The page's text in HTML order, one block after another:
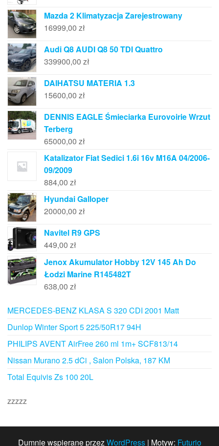
Mazda 2 Klimatyzacja Zarejestrowany
16999,00 zł
Audi Q8 AUDI Q8 50 TDI Quattro
339900,00 zł
DAIHATSU MATERIA 1.3
15600,00 zł
DENNIS EAGLE Śmieciarka Eurovoirie Wrzut
Terberg
65000,00 zł
Katalizator Fiat Sedici 1.6i 16v M16A 04/2006-
09/2009
884,00 zł
Hyundai Galloper
20000,00 zł
Navitel R9 GPS
449,00 zł
Jenox Akumulator Hobby 12V 145 Ah Do
Łodzi Marine R145482T
638,00 zł
MERCEDES-BENZ KLASA S 320 CDI 2001 Matt
Dunlop Winter Sport 5 225/50R17 94H
PHILIPS AVENT AirFree 260 ml 1m+ SCF813/14
Nissan Murano 2.5 dCi , Salon Polska, 187 KM
Total Equivis Zs 100 20L
zzzzz
Dumnie wspierane przezWordPress | Motyw: Futurio